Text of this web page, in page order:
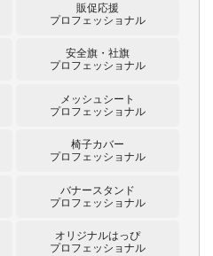
販促応援
プロフェッショナル
安全旗・社旗
プロフェッショナル
メッシュシート
プロフェッショナル
椅子カバー
プロフェッショナル
バナースタンド
プロフェッショナル
オリジナルはっぴ
プロフェッショナル